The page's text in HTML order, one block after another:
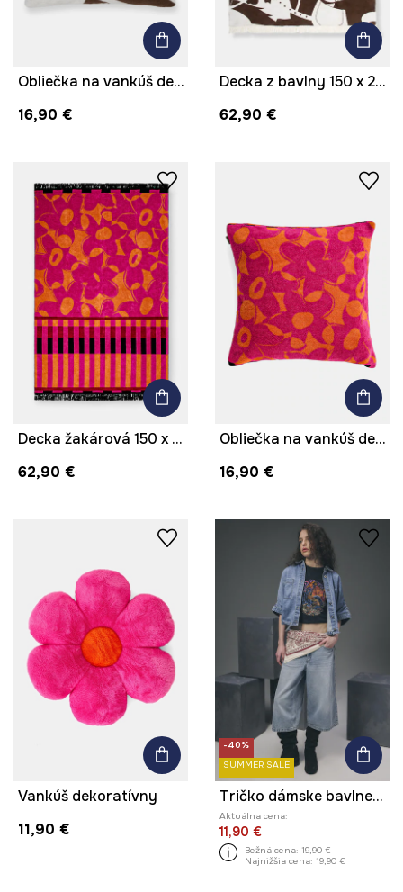
Obliečka na vankúš dekoratívna z bavlny 45 x 45 cm
16,90 €
Decka z bavlny 150 x 200 cm
62,90 €
Decka žakárová 150 x 200 cm
62,90 €
Obliečka na vankúš dekoratívna žakárová 50 x 50 cm
16,90 €
Vankúš dekoratívny
11,90 €
-40%
SUMMER SALE
Tričko dámske bavlnené z kolekcie Tattoo Art by Marcel Ustowski (MUS TATTOO)
Aktuálna cena:
11,90 €
Bežná cena: 19,90 €
Najnižšia cena: 19,90 €